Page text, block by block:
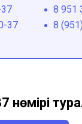
8 951
37
8
нөмірі